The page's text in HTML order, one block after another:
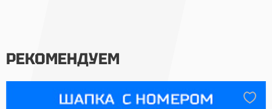
РЕКОМЕНДУЕМ